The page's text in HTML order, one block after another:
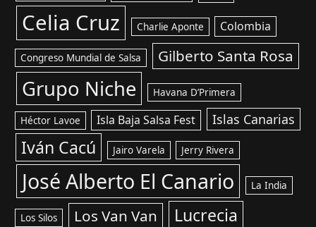
Celia Cruz Charlie Aponte Colombia
Congreso Mundial de Salsa Gilberto Santa Rosa
Grupo Niche Havana D’Primera
Héctor Lavoe Isla Baja Salsa Fest Islas Canarias
Iván Cacú Jairo Varela Jerry Rivera
José Alberto El Canario La India
Los Silos Los Van Van Lucrecia